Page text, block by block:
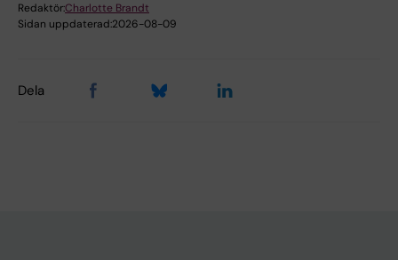
Redaktör:Charlotte Brandt
Sidan uppdaterad:2026-08-09
Dela